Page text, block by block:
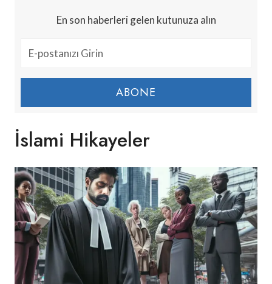
En son haberleri gelen kutunuza alın
ABONE
İslami Hikayeler